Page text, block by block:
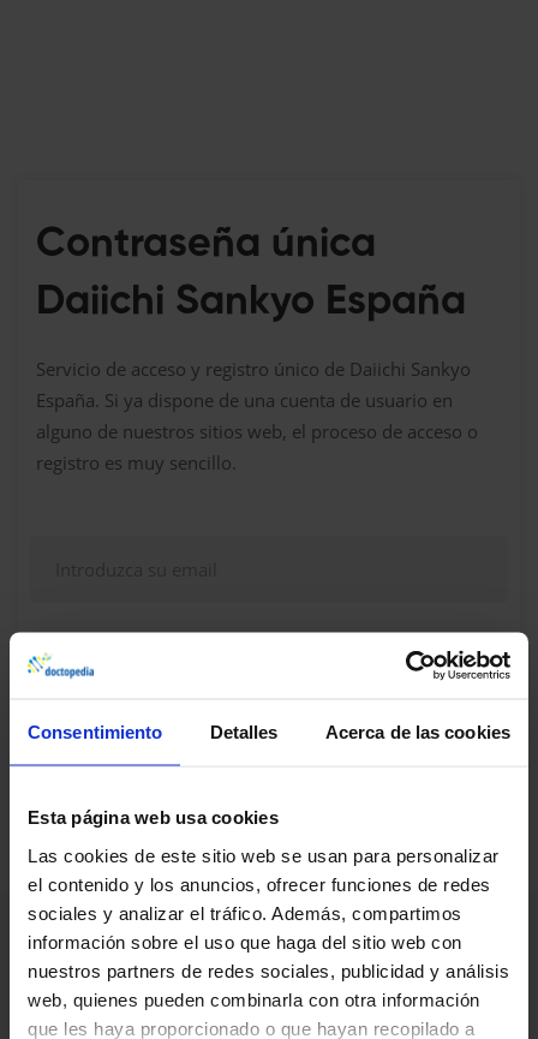
Consentimiento Detalles Acerca de las cookies
Esta página web usa cookies
Las cookies de este sitio web se usan para personalizar
el contenido y los anuncios, ofrecer funciones de redes
sociales y analizar el tráfico. Además, compartimos
información sobre el uso que haga del sitio web con
nuestros partners de redes sociales, publicidad y análisis
web, quienes pueden combinarla con otra información
que les haya proporcionado o que hayan recopilado a
Contraseña única
Daiichi Sankyo España
Servicio de acceso y registro único de Daiichi Sankyo
España. Si ya dispone de una cuenta de usuario en
alguno de nuestros sitios web, el proceso de acceso o
registro es muy sencillo.
¿Dudas, problemas? Consulte nuestra sección de
Preguntas frecuentes